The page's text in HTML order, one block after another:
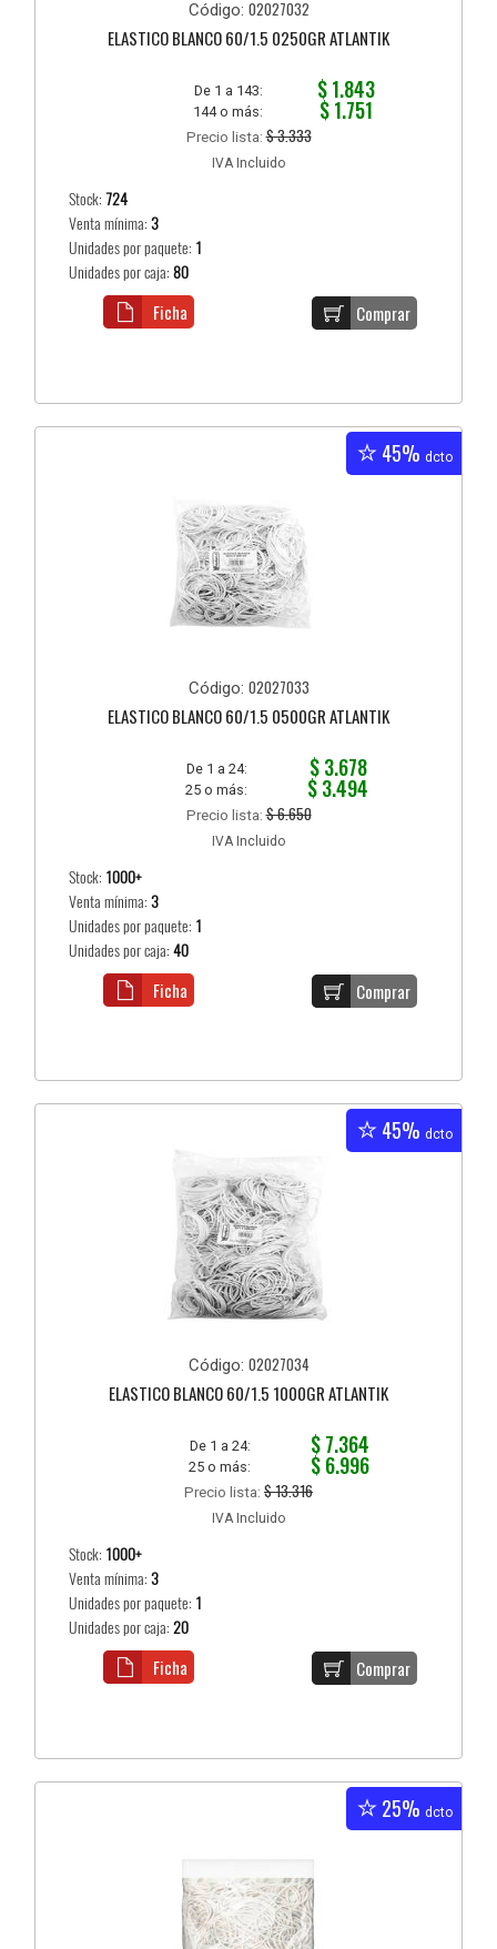
Código: 02027032
ELASTICO BLANCO 60/1.5 0250GR ATLANTIK
De 1 a 143: $ 1.843
144 o más: $ 1.751
Precio lista:$ 3.333
IVA Incluido
Stock:724
Venta mínima:3
Unidades por paquete: 1
Unidades por caja:80
Comprar
Ficha
45% dcto
Código: 02027033
ELASTICO BLANCO 60/1.5 0500GR ATLANTIK
De 1 a 24: $ 3.678
25 o más: $ 3.494
Precio lista:$ 6.650
IVA Incluido
Stock: 1000+
Venta mínima:3
Unidades por paquete: 1
Unidades por caja:40
Comprar
Ficha
45% dcto
Código: 02027034
ELASTICO BLANCO 60/1.5 1000GR ATLANTIK
De 1 a 24: $ 7.364
25 o más: $ 6.996
Precio lista: $ 13.316
IVA Incluido
Stock: 1000+
Venta mínima:3
Unidades por paquete: 1
Unidades por caja:20
Comprar
Ficha
25% dcto